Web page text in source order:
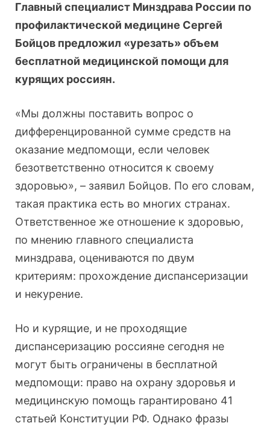
Главный специалист Минздрава России по
профилактической медицине Сергей
Бойцов предложил «урезать» объем
бесплатной медицинской помощи для
курящих россиян.
«Мы должны поставить вопрос о
дифференцированной сумме средств на
оказание медпомощи, если человек
безответственно относится к своему
здоровью», – заявил Бойцов. По его словам,
такая практика есть во многих странах.
Ответственное же отношение к здоровью,
по мнению главного специалиста
минздрава, оцениваются по двум
критериям: прохождение диспансеризации
и некурение.
Но и курящие, и не проходящие
диспансеризацию россияне сегодня не
могут быть ограничены в бесплатной
медпомощи: право на охрану здоровья и
медицинскую помощь гарантировано 41
статьей Конституции РФ. Однако фразы